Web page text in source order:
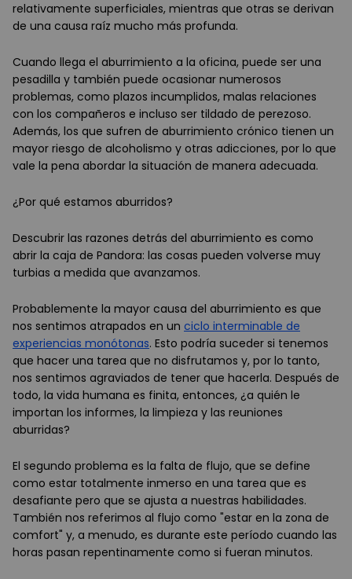
relativamente superficiales, mientras que otras se derivan
de una causa raíz mucho más profunda.
Cuando llega el aburrimiento a la oficina, puede ser una
pesadilla y también puede ocasionar numerosos
problemas, como plazos incumplidos, malas relaciones
con los compañeros e incluso ser tildado de perezoso.
Además, los que sufren de aburrimiento crónico tienen un
mayor riesgo de alcoholismo y otras adicciones, por lo que
vale la pena abordar la situación de manera adecuada.
¿Por qué estamos aburridos?
Descubrir las razones detrás del aburrimiento es como
abrir la caja de Pandora: las cosas pueden volverse muy
turbias a medida que avanzamos.
Probablemente la mayor causa del aburrimiento es que
nos sentimos atrapados en un ciclo interminable de
experiencias monótonas. Esto podría suceder si tenemos
que hacer una tarea que no disfrutamos y, por lo tanto,
nos sentimos agraviados de tener que hacerla. Después de
todo, la vida humana es finita, entonces, ¿a quién le
importan los informes, la limpieza y las reuniones
aburridas?
El segundo problema es la falta de flujo, que se define
como estar totalmente inmerso en una tarea que es
desafiante pero que se ajusta a nuestras habilidades.
También nos referimos al flujo como "estar en la zona de
comfort" y, a menudo, es durante este período cuando las
horas pasan repentinamente como si fueran minutos.